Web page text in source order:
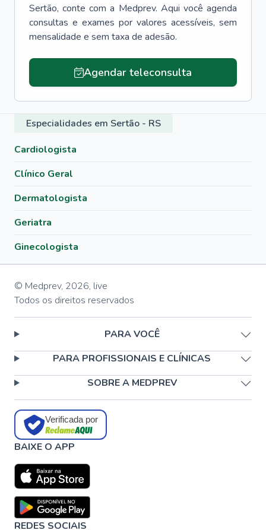
Sertão, conte com a Medprev. Aqui você agenda
consultas e exames por valores acessíveis, sem
mensalidade e sem taxa de adesão.
Agendar teleconsulta
Especialidades em Sertão - RS
Cardiologista
Clínico Geral
Dermatologista
Geriatra
Ginecologista
© Medprev, 2026, live
Todos os direitos reservados
PARA VOCÊ
PARA PROFISSIONAIS E CLÍNICAS
SOBRE A MEDPREV
Verificada por
BAIXE O APP
REDES SOCIAIS